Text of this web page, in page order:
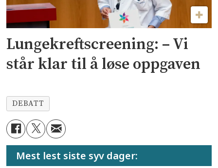
Lungekreftscreening: – Vi
står klar til å løse oppgaven
DEBATT
Mest lest siste syv dager: